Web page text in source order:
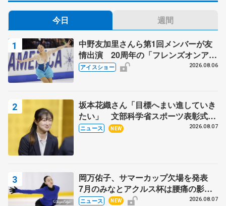
今日 週間
中野友加里さんら第1回メンバーが友
情出演 20周年の「フレンズオンアイ
ス」 宮本賢二さん、有川梨絵さん、
アイスショー 2026.08.06
坂本花織さん「目標へまい進していき
たい」 文部科学省スポーツ表彰式で
代表謝辞
ニュース NEW 2026.08.07
岡万佑子、サマーカップ欠場を発表
7月のみなとアクルス杯は腰痛の影響
で
ニュース NEW 2026.08.07